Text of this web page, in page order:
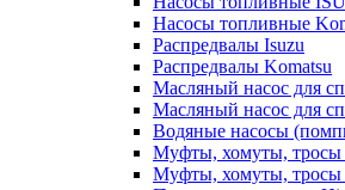
Насосы топливные
Распредвалы Isuzu
Распредвалы Komatsu
Масляный насос для
Масляный насос для
Водяные насосы
Муфты, хомуты, тросы
Муфты, хомуты, тросы